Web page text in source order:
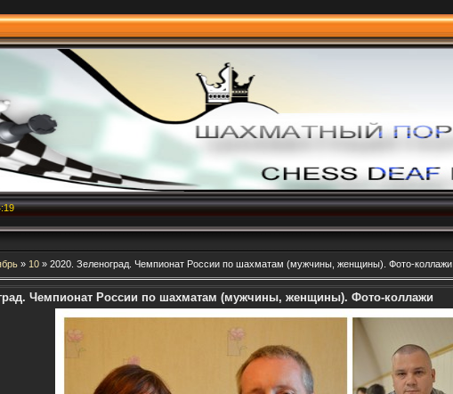
» 10» 2020. Зеленоград. Чемпионат России по шахматам (мужчины, женщины). Фото-коллажи
Чемпионат России по шахматам (мужчины, женщины). Фото-коллажи